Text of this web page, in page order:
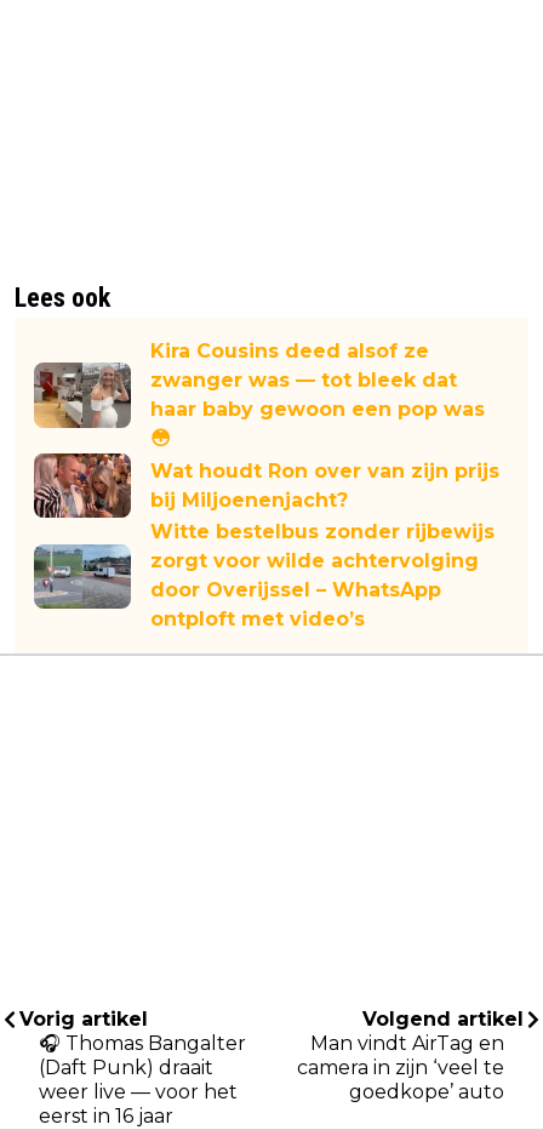
Lees ook
Kira Cousins deed alsof ze
zwanger was — tot bleek dat
haar baby gewoon een pop was
😳
Wat houdt Ron over van zijn prijs
bij Miljoenenjacht?
Witte bestelbus zonder rijbewijs
zorgt voor wilde achtervolging
door Overijssel – WhatsApp
ontploft met video’s
Vorig artikel
🎧 Thomas Bangalter
(Daft Punk) draait
weer live — voor het
eerst in 16 jaar
Volgend artikel
Man vindt AirTag en
camera in zijn ‘veel te
goedkope’ auto